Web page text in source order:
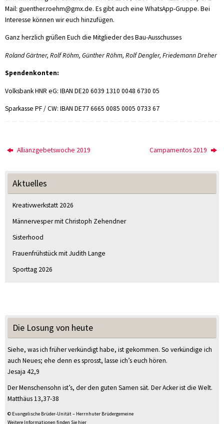
Mail: guenther.roehm@gmx.de. Es gibt auch eine WhatsApp-Gruppe. Bei
Interesse können wir euch hinzufügen.
Ganz herzlich grüßen Euch die Mitglieder des Bau-Ausschusses
Roland Gärtner, Rolf Röhm, Günther Röhm, Rolf Dengler, Friedemann Dreher
Spendenkonten:
Volksbank HNR eG: IBAN DE20 6039 1310 0048 6730 05
Sparkasse PF / CW: IBAN DE77 6665 0085 0005 0733 67
Allianzgebetswoche 2019 Campamentos 2019
Aktuelles
Kreativwerkstatt 2026
Männervesper mit Christoph Zehendner
Sisterhood
Frauenfrühstück mit Judith Lange
Sporttag 2026
Die Losung von heute
Siehe, was ich früher verkündigt habe, ist gekommen. So verkündige ich
auch Neues; ehe denn es sprosst, lasse ich’s euch hören.
Jesaja 42,9
Der Menschensohn ist’s, der den guten Samen sät. Der Acker ist die Welt.
Matthäus 13,37-38
© Evangelische Brüder-Unität – Herrnhuter Brüdergemeine
Weitere Informationen finden Sie hier